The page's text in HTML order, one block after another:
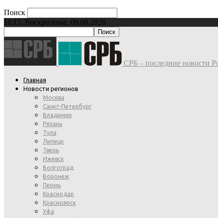
Поиск
11:13, Воскресенье, 09.08.2026
СРБ – последние новости
Главная
Новости регионов
Москва
Санкт-Петербург
Владимир
Рязань
Тула
Липецк
Тверь
Ижевск
Волгоград
Воронеж
Пермь
Краснодар
Красноярск
Уфа